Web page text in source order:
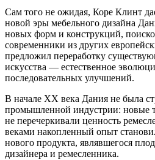
Сам того не ожидая, Коре Клинт
новой эры мебельного дизайна
новых форм и конструкций,
современники из других
предложил переработку
искусства — естественное
последовательных улучшений.
В начале XX века Дания не была
промышленной индустрии: новые
не перечеркивали ценность
веками накопленный опыт
нового продукта, являвшегося
дизайнера и ремесленника.